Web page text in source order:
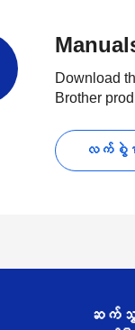
Download
Brother
လက်စွဲစ
ဆက်သွ